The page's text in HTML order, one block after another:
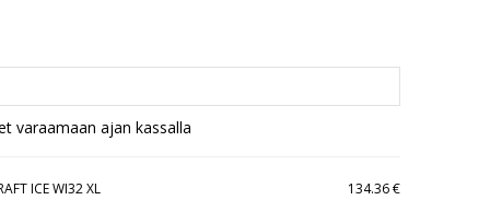
varaamaan ajan kassalla
ICE WI32 XL
134.36 €